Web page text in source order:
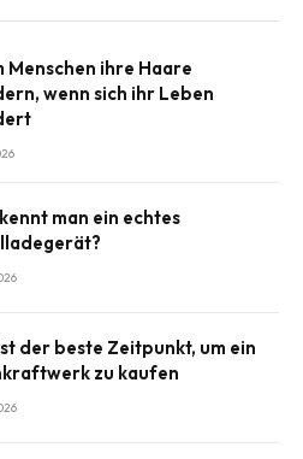
Menschen ihre Haare
wenn sich ihr Leben
man ein echtes
der beste Zeitpunkt, um ein
zu kaufen